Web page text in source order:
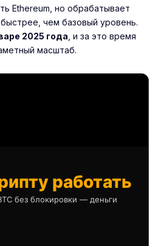
Ethereum, но обрабатывает
чем базовый уровень.
2025 года , и за это время
масштаб.
работать
без блокировки — деньги